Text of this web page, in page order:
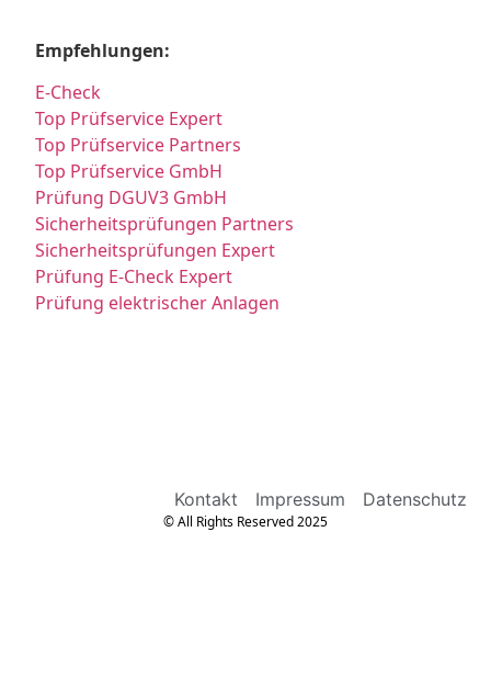
Empfehlungen:
E-Check
Top Prüfservice Expert
Top Prüfservice Partners
Top Prüfservice GmbH
Prüfung DGUV3 GmbH
Sicherheitsprüfungen Partners
Sicherheitsprüfungen Expert
Prüfung E-Check Expert
Prüfung elektrischer Anlagen
Kontakt Impressum Datenschutz
© All Rights Reserved 2025